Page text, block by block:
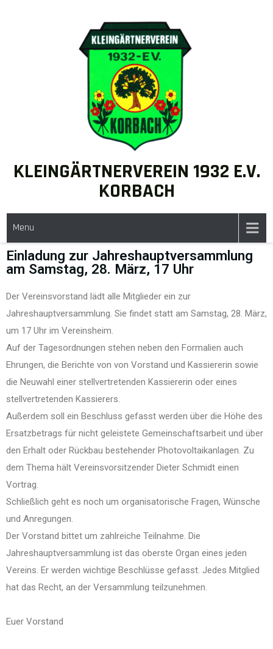
KLEINGÄRTNERVEREIN 1932 E.V.
KORBACH
Menu
Einladung zur Jahreshauptversammlung
am Samstag, 28. März, 17 Uhr
Der Vereinsvorstand lädt alle Mitglieder ein zur
Jahreshauptversammlung. Sie findet statt am Samstag, 28. März,
um 17 Uhr im Vereinsheim.
Auf der Tagesordnungen stehen neben den Formalien auch
Ehrungen, die Berichte von von Vorstand und Kassiererin sowie
die Neuwahl einer stellvertretenden Kassiererin oder eines
stellvertretenden Kassierers.
Außerdem soll ein Beschluss gefasst werden über die Höhe des
Ersatzbetrags für nicht geleistete Gemeinschaftsarbeit und über
den Erhalt oder Rückbau bestehender Photovoltaikanlagen. Zu
dem Thema hält Vereinsvorsitzender Dieter Schmidt einen
Vortrag.
Schließlich geht es noch um organisatorische Fragen, Wünsche
und Anregungen.
Der Vorstand bittet um zahlreiche Teilnahme. Die
Jahreshauptversammlung ist das oberste Organ eines jeden
Vereins. Er werden wichtige Beschlüsse gefasst. Jedes Mitglied
hat das Recht, an der Versammlung teilzunehmen.
Euer Vorstand